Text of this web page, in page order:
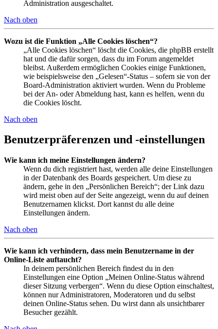
Administration ausgeschaltet.
Nach oben
Wozu ist die Funktion „Alle Cookies löschen“?
„Alle Cookies löschen“ löscht die Cookies, die phpBB erstellt
hat und die dafür sorgen, dass du im Forum angemeldet
bleibst. Außerdem ermöglichen Cookies einige Funktionen,
wie beispielsweise den „Gelesen“-Status – sofern sie von der
Board-Administration aktiviert wurden. Wenn du Probleme
bei der An- oder Abmeldung hast, kann es helfen, wenn du
die Cookies löscht.
Nach oben
Benutzerpräferenzen und -einstellungen
Wie kann ich meine Einstellungen ändern?
Wenn du dich registriert hast, werden alle deine Einstellungen
in der Datenbank des Boards gespeichert. Um diese zu
ändern, gehe in den „Persönlichen Bereich“; der Link dazu
wird meist oben auf der Seite angezeigt, wenn du auf deinen
Benutzernamen klickst. Dort kannst du alle deine
Einstellungen ändern.
Nach oben
Wie kann ich verhindern, dass mein Benutzername in der
Online-Liste auftaucht?
In deinem persönlichen Bereich findest du in den
Einstellungen eine Option „Meinen Online-Status während
dieser Sitzung verbergen“. Wenn du diese Option einschaltest,
können nur Administratoren, Moderatoren und du selbst
deinen Online-Status sehen. Du wirst dann als unsichtbarer
Besucher gezählt.